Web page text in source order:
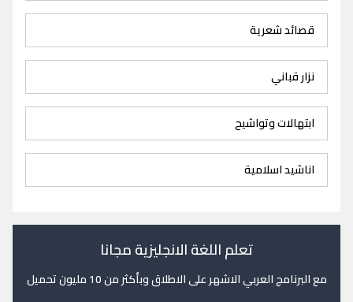
قصائد شعرية
نزار قباني
ابتهالات وتواشيح
اناشيد اسلامية
تعلم اللغة الانجليزية مجانا
مع البرنامج العربي الاشهر على الاطلاق وبأكثر من 10 مليون تحميل